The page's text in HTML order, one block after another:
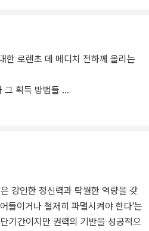
받기 딱 좋은 말들이 넘쳐난다. ‘인간
러니 지도자는 필요하다면 얼마든
하고 약속을 어기고 악덕을 행해도
을 꼭 덧붙여 읽어야 한다. ‘지도자
라면!’ 사실 《군주론》은, 강한 리더
한 로렌초 데 메디치 전하께 올리는
그 획득 방법들
강인한 정신력과 탁월한 역량을 갖
들이거나 철저히 파멸시켜야 한다’는
기간이지만 권력의 기반을 성공적으